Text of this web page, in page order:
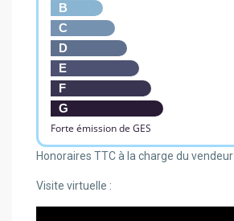
B
C
D
E
F
G
Forte émission de GES
Honoraires TTC à la charge du vendeur
Visite virtuelle :